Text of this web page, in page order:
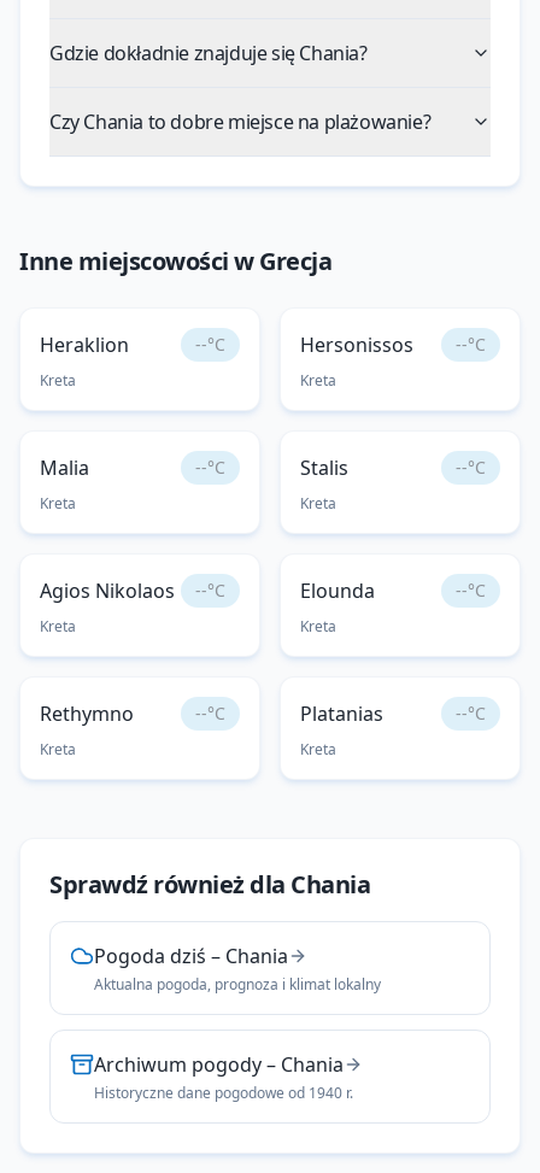
Gdzie dokładnie znajduje się Chania?
Czy Chania to dobre miejsce na plażowanie?
Inne miejscowości wGrecja
Heraklion --°C
Kreta
Hersonissos --°C
Kreta
Malia --°C
Kreta
Stalis --°C
Kreta
Agios Nikolaos --°C
Kreta
Elounda --°C
Kreta
Rethymno --°C
Kreta
Platanias --°C
Kreta
Sprawdź również dla Chania
Pogoda dziś – Chania
Aktualna pogoda, prognoza i klimat lokalny
Archiwum pogody– Chania
Historyczne dane pogodowe od 1940 r.